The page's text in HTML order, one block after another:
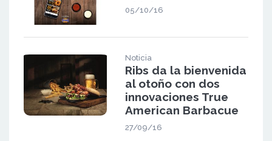
05/10/16
Noticia
Ribs da la bienvenida
al otoño con dos
innovaciones True
American Barbacue
27/09/16